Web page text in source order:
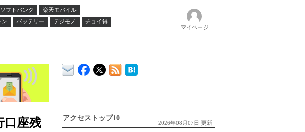
ソフトバンク
楽天モバイル
ン バッテリー デジモノ
チョイ得
マイページ
口座残
アクセストップ10
2026年08月07日 更新